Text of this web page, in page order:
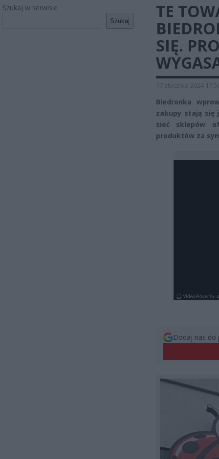
Szukaj w serwisie
Szukaj
TE
SIĘ.
17 stycznia 2024
Biedronka
zakupy stają się
sieć sklepów
produktów za
Dodaj nas do